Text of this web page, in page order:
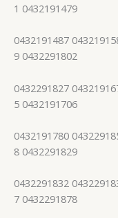
1 0432191479
0432191487
9 0432291802
0432291827
5 0432191706
0432191780
8 0432291829
0432291832
7 0432291878